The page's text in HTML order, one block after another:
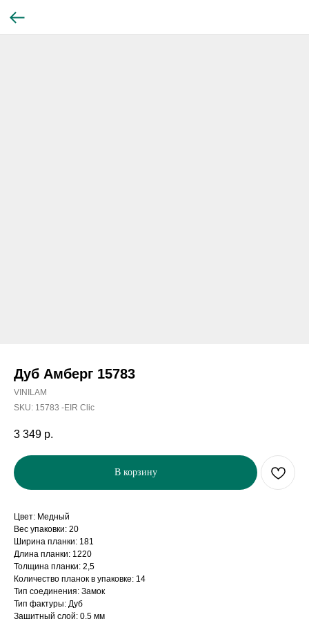
Дуб Амберг 15783
VINILAM
SKU: 15783 -EIR Clic
3 349 р.
В корзину
Цвет: Медный
Вес упаковки: 20
Ширина планки: 181
Длина планки: 1220
Толщина планки: 2,5
Количество планок в упаковке: 14
Тип соединения: Замок
Тип фактуры: Дуб
Защитный слой: 0,5 мм